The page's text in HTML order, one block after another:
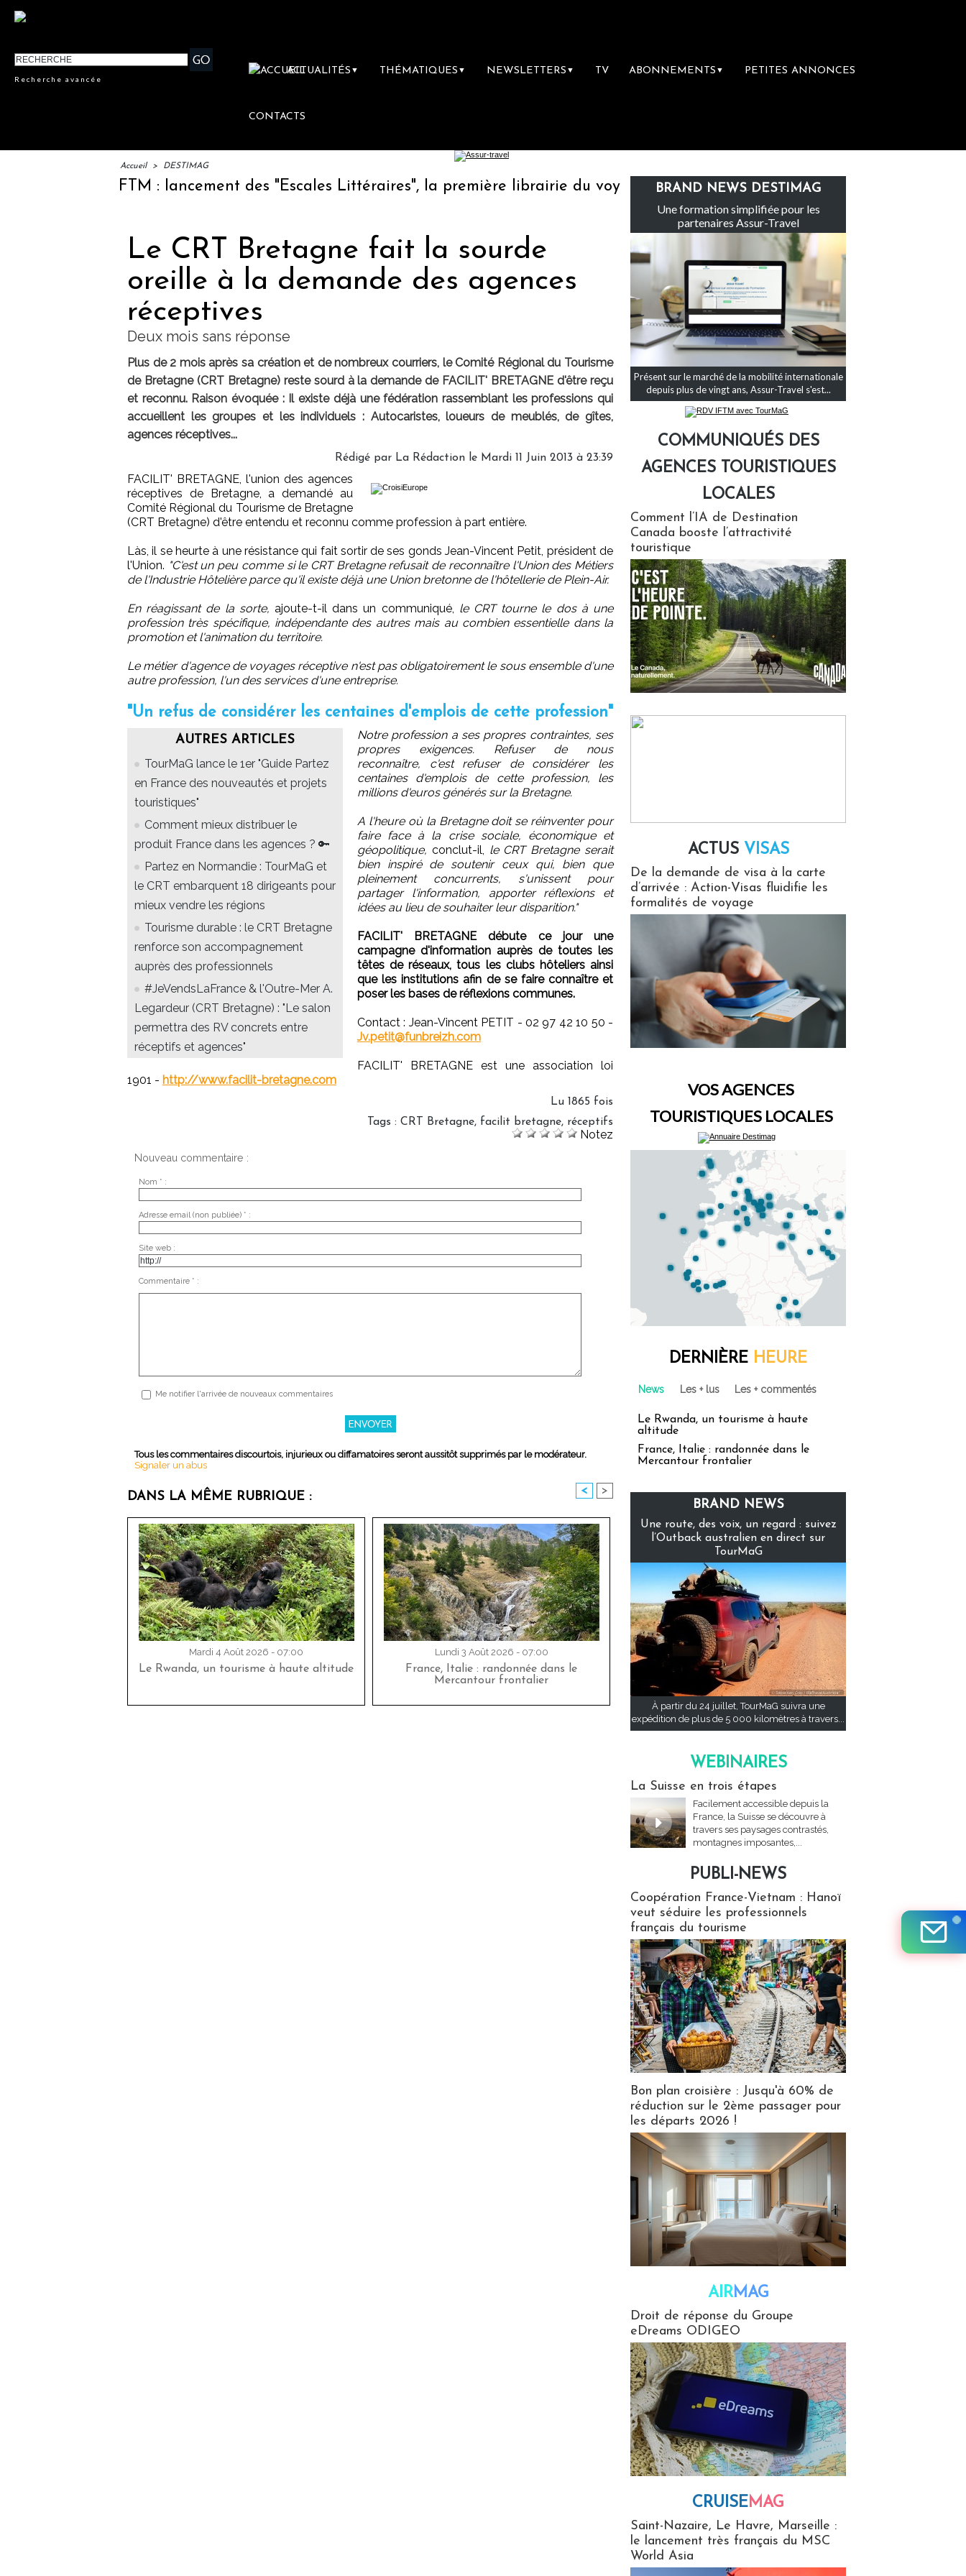
Recherche avancée
ACTUALITÉS ▼ THÉMATIQUES ▼ NEWSLETTERS ▼ TV ABONNEMENTS ▼ PETITES ANNONCES
CONTACTS
Accueil > DESTIMAG
IFTM : lancement des "Escales Littéraires", la première librairie du voyage Le groupe Sainte-Claire rachète Eden Tour
Le CRT Bretagne fait la sourde
oreille à la demande des agences
réceptives
Deux mois sans réponse
Plus de 2 mois après sa création et de nombreux courriers, le Comité Régional du Tourisme
de Bretagne (CRT Bretagne) reste sourd à la demande de FACILIT' BRETAGNE d'être reçu
et reconnu. Raison évoquée : Il existe déjà une fédération rassemblant les professions qui
accueillent les groupes et les individuels : Autocaristes, loueurs de meublés, de gîtes,
agences réceptives...
Rédigé par La Rédaction le Mardi 11 Juin 2013 à 23:39
FACILIT' BRETAGNE, l'union des agences
réceptives de Bretagne, a demandé au
Comité Régional du Tourisme de Bretagne
(CRT Bretagne) d'être entendu et reconnu comme profession à part entière.
Làs, il se heurte à une résistance qui fait sortir de ses gonds Jean-Vincent Petit, président de
l'Union. "C'est un peu comme si le CRT Bretagne refusait de reconnaître l'Union des Métiers
de l'Industrie Hôtelière parce qu'il existe déjà une Union bretonne de l'hôtellerie de Plein-Air.
En réagissant de la sorte, ajoute-t-il dans un communiqué, le CRT tourne le dos à une
profession très spécifique, indépendante des autres mais au combien essentielle dans la
promotion et l'animation du territoire.
Le métier d'agence de voyages réceptive n'est pas obligatoirement le sous ensemble d'une
autre profession, l'un des services d'une entreprise.
"Un refus de considérer les centaines d'emplois de cette profession"
AUTRES ARTICLES
TourMaG lance le 1er "Guide Partez
en France des nouveautés et projets
touristiques"
Comment mieux distribuer le
produit France dans les agences ? 🔑
Partez en Normandie : TourMaG et
le CRT embarquent 18 dirigeants pour
mieux vendre les régions
Tourisme durable : le CRT Bretagne
renforce son accompagnement
auprès des professionnels
#JeVendsLaFrance & l'Outre-Mer A.
Legardeur (CRT Bretagne) : "Le salon
permettra des RV concrets entre
réceptifs et agences"
Notre profession a ses propres contraintes, ses
propres exigences. Refuser de nous
reconnaître, c'est refuser de considérer les
centaines d'emplois de cette profession, les
millions d'euros générés sur la Bretagne.
A l'heure où la Bretagne doit se réinventer pour
faire face à la crise sociale, économique et
géopolitique, conclut-il, le CRT Bretagne serait
bien inspiré de soutenir ceux qui, bien que
pleinement concurrents, s'unissent pour
partager l'information, apporter réflexions et
idées au lieu de souhaiter leur disparition."
FACILIT' BRETAGNE débute ce jour une
campagne d'information auprès de toutes les
têtes de réseaux, tous les clubs hôteliers ainsi
que les institutions afin de se faire connaître et
poser les bases de réflexions communes.
Contact : Jean-Vincent PETIT - 02 97 42 10 50 -
Jv.petit@funbreizh.com
FACILIT' BRETAGNE est une association loi
1901 - http://www.facilit-bretagne.com
Lu 1865 fois
Tags : CRT Bretagne, facilit bretagne, réceptifs
Notez
Nouveau commentaire :
Nom * :
Adresse email (non publiée) * :
Site web :
Commentaire * :
Me notifier l'arrivée de nouveaux commentaires
Tous les commentaires discourtois, injurieux ou diffamatoires seront aussitôt supprimés par le modérateur.
Signaler un abus
DANS LA MÊME RUBRIQUE : < >
Mardi 4 Août 2026 - 07:00
Le Rwanda, un tourisme à haute altitude
Lundi 3 Août 2026 - 07:00
France, Italie : randonnée dans le
Mercantour frontalier
BRAND NEWS DESTIMAG
Une formation simplifiée pour les
partenaires Assur-Travel
Présent sur le marché de la mobilité internationale
depuis plus de vingt ans, Assur-Travel s'est...
COMMUNIQUÉS DES
AGENCES TOURISTIQUES
LOCALES
Comment l’IA de Destination
Canada booste l’attractivité
touristique
ACTUS VISAS
De la demande de visa à la carte
d’arrivée : Action-Visas fluidifie les
formalités de voyage
VOS AGENCES
TOURISTIQUES LOCALES
DERNIÈRE HEURE
News Les + lus Les + commentés
Le Rwanda, un tourisme à haute
altitude
France, Italie : randonnée dans le
Mercantour frontalier
BRAND NEWS
Une route, des voix, un regard : suivez
l’Outback australien en direct sur
TourMaG
À partir du 24 juillet, TourMaG suivra une
expédition de plus de 5 000 kilomètres à travers...
WEBINAIRES
La Suisse en trois étapes
Facilement accessible depuis la
France, la Suisse se découvre à
travers ses paysages contrastés,
montagnes imposantes,...
PUBLI-NEWS
Coopération France-Vietnam : Hanoï
veut séduire les professionnels
français du tourisme
Bon plan croisière : Jusqu'à 60% de
réduction sur le 2ème passager pour
les départs 2026 !
AIRMAG
Droit de réponse du Groupe
eDreams ODIGEO
CRUISEMAG
Saint-Nazaire, Le Havre, Marseille :
le lancement très français du MSC
World Asia